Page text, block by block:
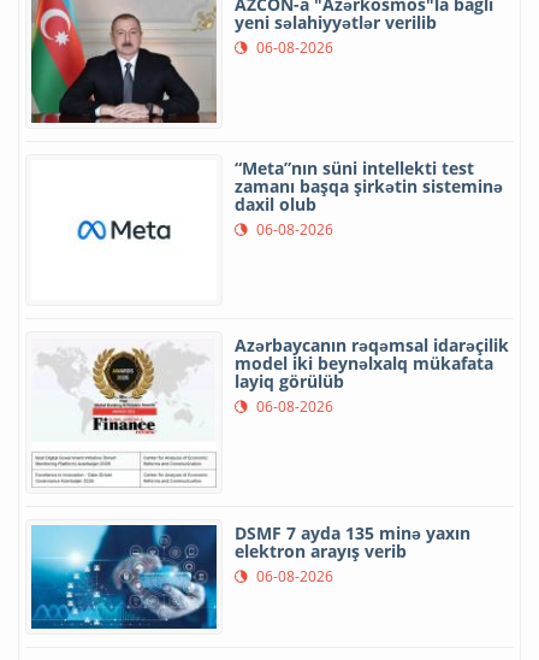
yeni səlahiyyətlər verilib
06-08-2026
“Meta”nın süni intellekti test
zamanı başqa şirkətin sisteminə
daxil olub
06-08-2026
Azərbaycanın rəqəmsal idarəçilik
model iki beynəlxalq mükafata
layiq görülüb
06-08-2026
DSMF 7 ayda 135 minə yaxın
elektron arayış verib
06-08-2026